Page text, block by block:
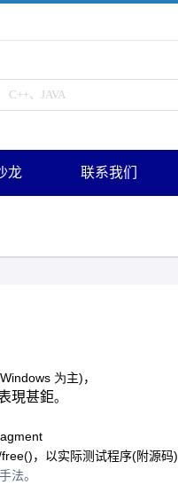
龙 联系我们
为主)，
現甚鉅。
，以实际测试程序(附源码)
法。